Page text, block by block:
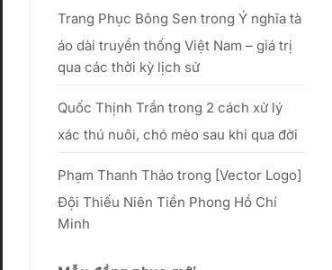
Trang Phục Bông Sen trong Ý nghĩa tà
áo dài truyền thống Việt Nam – giá trị
qua các thời kỳ lịch sử
Quốc Thịnh Trần trong 2 cách xử lý
xác thú nuôi, chó mèo sau khi qua đời
Phạm Thanh Thảo trong [Vector Logo]
Đội Thiếu Niên Tiền Phong Hồ Chí
Minh